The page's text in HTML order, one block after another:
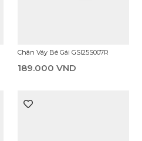
Chân Váy Bé Gái GSI25S007R
189.000 VND